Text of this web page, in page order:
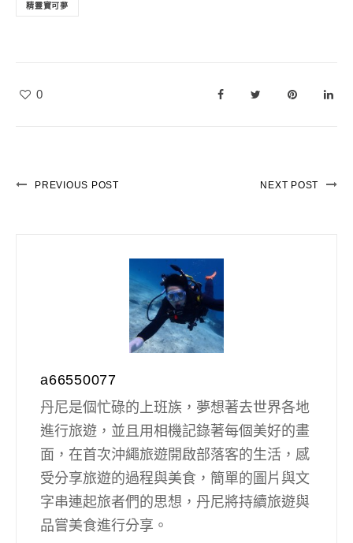
精靈寶可夢
0
PREVIOUS POST NEXT POST
a66550077
丹尼是個忙碌的上班族，夢想著去世界各地
進行旅遊，並且用相機記錄著每個美好的畫
面，在首次沖繩旅遊開啟部落客的生活，感
受分享旅遊的過程與美食，簡單的圖片與文
字串連起旅者們的思想，丹尼將持續旅遊與
品嘗美食進行分享。